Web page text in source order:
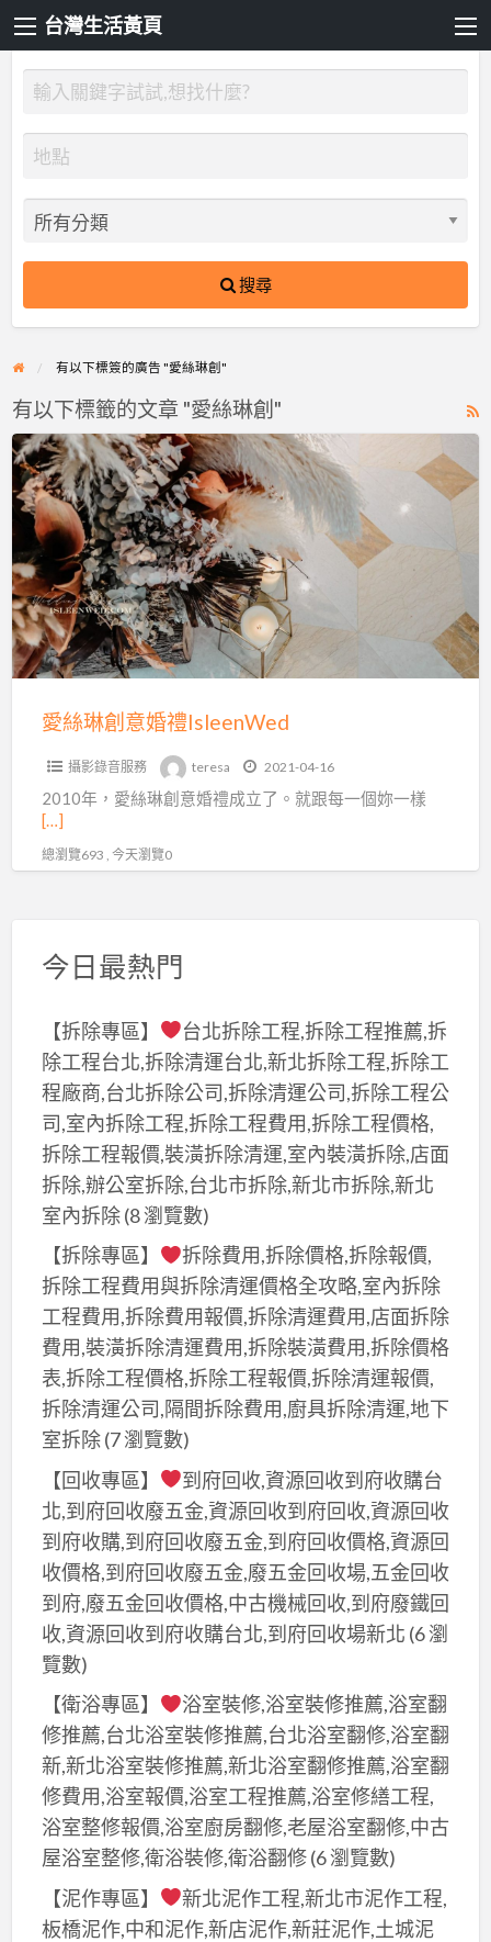
台灣生活黃頁
搜尋
有以下標簽的廣告 "愛絲琳創"
有以下標籤的文章 "愛絲琳創"
愛
絲
琳
創
意
婚
禮
IsleenWed
愛絲琳創意婚禮IsleenWed
攝影錄音服務 teresa 2021-04-16
2010年，愛絲琳創意婚禮成立了。就跟每一個妳一樣
[…]
總瀏覽693 , 今天瀏覽0
今日最熱門
【拆除專區】
台北拆除工程,拆除工程推薦,拆
除工程台北,拆除清運台北,新北拆除工程,拆除工
程廠商,台北拆除公司,拆除清運公司,拆除工程公
司,室內拆除工程,拆除工程費用,拆除工程價格,
拆除工程報價,裝潢拆除清運,室內裝潢拆除,店面
拆除,辦公室拆除,台北市拆除,新北市拆除,新北
室內拆除(8 瀏覽數)
【拆除專區】
拆除費用,拆除價格,拆除報價,
拆除工程費用與拆除清運價格全攻略,室內拆除
工程費用,拆除費用報價,拆除清運費用,店面拆除
費用,裝潢拆除清運費用,拆除裝潢費用,拆除價格
表,拆除工程價格,拆除工程報價,拆除清運報價,
拆除清運公司,隔間拆除費用,廚具拆除清運,地下
室拆除(7 瀏覽數)
【回收專區】
到府回收,資源回收到府收購台
北,到府回收廢五金,資源回收到府回收,資源回收
到府收購,到府回收廢五金,到府回收價格,資源回
收價格,到府回收廢五金,廢五金回收場,五金回收
到府,廢五金回收價格,中古機械回收,到府廢鐵回
收,資源回收到府收購台北,到府回收場新北 (6 瀏
覽數)
【衛浴專區】
浴室裝修,浴室裝修推薦,浴室翻
修推薦,台北浴室裝修推薦,台北浴室翻修,浴室翻
新,新北浴室裝修推薦,新北浴室翻修推薦,浴室翻
修費用,浴室報價,浴室工程推薦,浴室修繕工程,
浴室整修報價,浴室廚房翻修,老屋浴室翻修,中古
屋浴室整修,衛浴裝修,衛浴翻修(6 瀏覽數)
【泥作專區】
新北泥作工程,新北市泥作工程,
板橋泥作,中和泥作,新店泥作,新莊泥作,土城泥